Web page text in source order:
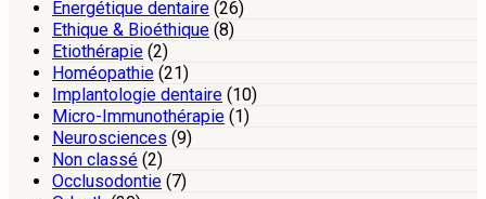
Energétique dentaire (26)
Ethique & Bioéthique (8)
Etiothérapie (2)
Homéopathie (21)
Implantologie dentaire (10)
Micro-Immunothérapie (1)
Neurosciences (9)
Non classé (2)
Occlusodontie (7)